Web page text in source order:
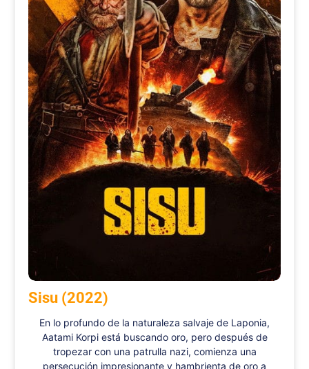
Sisu (2022)
En lo profundo de la naturaleza salvaje de Laponia,
Aatami Korpi está buscando oro, pero después de
tropezar con una patrulla nazi, comienza una
persecución impresionante y hambrienta de oro a